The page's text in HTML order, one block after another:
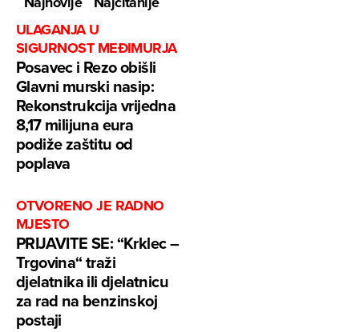
ULAGANJA U
SIGURNOST MEĐIMURJA
Posavec i Rezo obišli
Glavni murski nasip:
Rekonstrukcija vrijedna
8,17 milijuna eura
podiže zaštitu od
poplava
OTVORENO JE RADNO
MJESTO
PRIJAVITE SE: “Krklec –
Trgovina“ traži
djelatnika ili djelatnicu
za rad na benzinskoj
postaji